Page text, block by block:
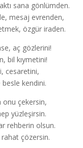
sana gönlümden.
mesaj evrenden,
özgür iraden.
aç gözlerini!
bil kıymetini!
cesaretini,
kendini.
onu çekersin,
yüzleşirsin.
rehberin olsun.
rahat çözersin.